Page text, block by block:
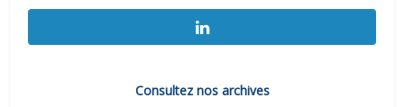
Consultez nos archives